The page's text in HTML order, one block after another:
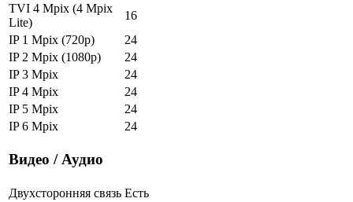
TVI 4 Mpix (4 Mpix
Lite)
16
IP 1 Mpix (720p)
24
IP 2 Mpix (1080p)
24
IP 3 Mpix
24
IP 4 Mpix
24
IP 5 Mpix
24
IP 6 Mpix
24
Видео / Аудио
Двухсторонняя связь Есть